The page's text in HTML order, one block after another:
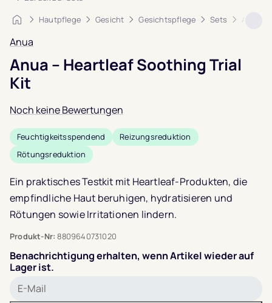
Startseite
Hautpflege Gesicht Gesichtspflege Sets Anua –
Anua
Anua – Heartleaf Soothing Trial
Kit
Noch keine Bewertungen
Feuchtigkeitsspendend
Reizungsreduktion
Rötungsreduktion
Ein praktisches Testkit mit Heartleaf-Produkten, die
empfindliche Haut beruhigen, hydratisieren und
Rötungen sowie Irritationen lindern.
Produkt-Nr: 8809640731020
Benachrichtigung erhalten, wenn Artikel wieder auf
Lager ist.